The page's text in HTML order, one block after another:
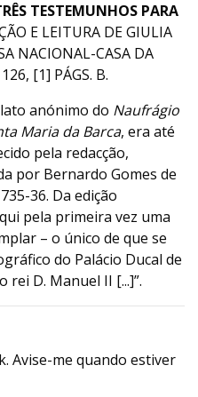
TESTEMUNHOS PARA
E LEITURA DE GIULIA
NACIONAL-CASA DA
[1] PÁGS. B.
anónimo do Naufrágio
Maria da Barca, era até
pela redacção,
por Bernardo Gomes de
36. Da edição
pela primeira vez uma
– o único de que se
do Palácio Ducal de
rei D. Manuel II [...]”.
Avise-me quando estiver